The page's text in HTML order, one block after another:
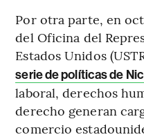
Por otra parte, en
del Oficina del
Estados Unidos
serie de políticas de
laboral, derechos
derecho generan
comercio